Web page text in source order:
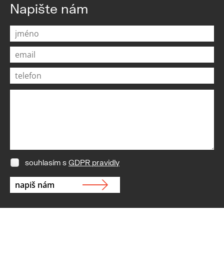
Napište nám
souhlasím s GDPR pravidly